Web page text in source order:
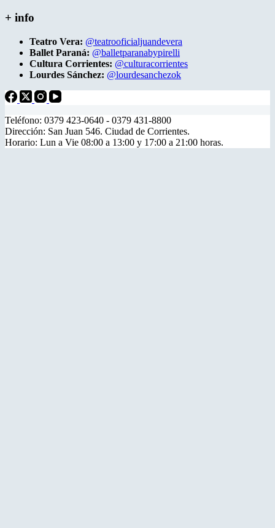
+ info
Teatro Vera: @teatrooficialjuandevera
Ballet Paraná: @balletparanabypirelli
Cultura Corrientes: @culturacorrientes
Lourdes Sánchez: @lourdesanchezok
Teléfono: 0379 423-0640 - 0379 431-8800
Dirección: San Juan 546. Ciudad de Corrientes.
Horario: Lun a Vie 08:00 a 13:00 y 17:00 a 21:00 horas.